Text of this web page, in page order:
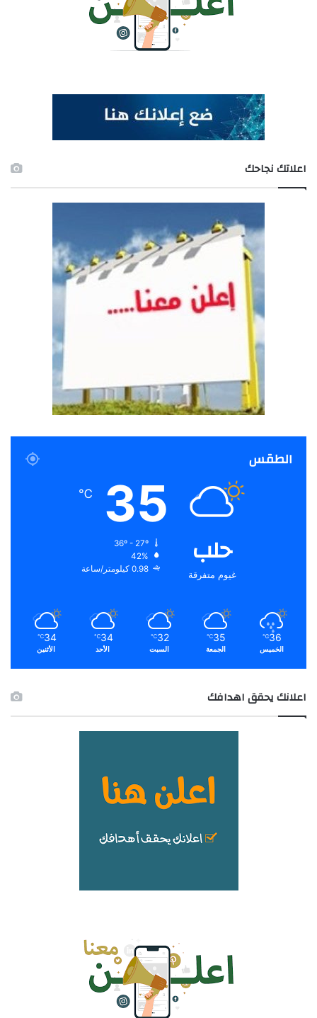
اعلاتك نجاحك
الطقس
حلب
غيوم متفرقة
35
℃
42%
0.98 كيلومتر/ساعة
36
℃
الخميس
35
℃
الجمعة
32
℃
السبت
34
℃
الأحد
34
℃
الأثنين
اعلانك يحقق اهدافك